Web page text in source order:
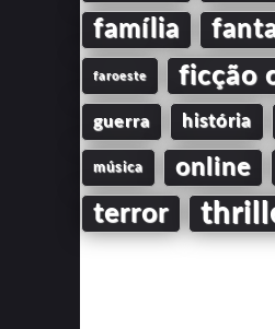
família
faroeste ficção
guerra história
música online
terror